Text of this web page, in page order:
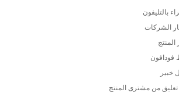
بالتليفون
الشركات
فودافون
خبير
تعليق من مشترى المنتج